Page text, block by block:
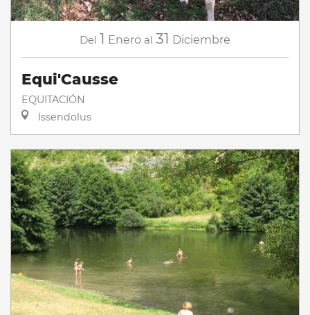
Del 1 Enero al 31 Diciembre
Equi'Causse
EQUITACIÓN
Issendolus